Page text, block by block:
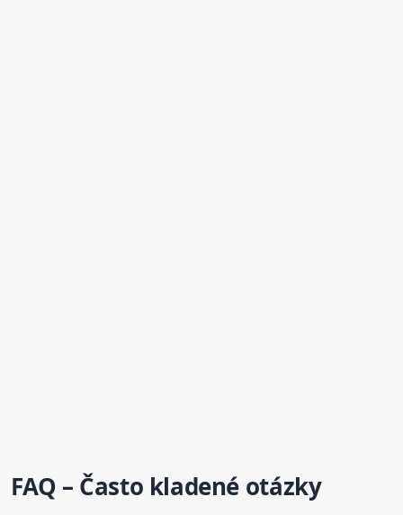
FAQ – Často kladené otázky